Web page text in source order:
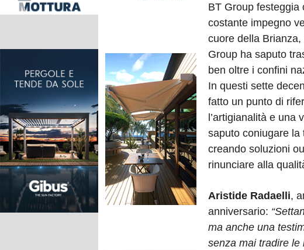
BT Group festeggia
costante impegno
cuore della
Group ha saputo
ben oltre i confini
In questi sette
fatto un punto di
l’artigianalità e una
saputo coniugare la
creando soluzioni
rinunciare alla
Aristide Radaelli,
anniversario:
ma anche una
senza mai tradire le